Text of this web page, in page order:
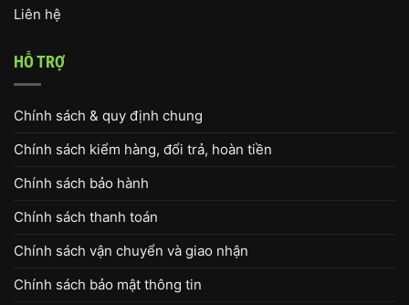
Liên hệ
HỖ TRỢ
Chính sách & quy định chung
Chính sách kiểm hàng, đổi trả, hoàn tiền
Chính sách bảo hành
Chính sách thanh toán
Chính sách vận chuyển và giao nhận
Chính sách bảo mật thông tin